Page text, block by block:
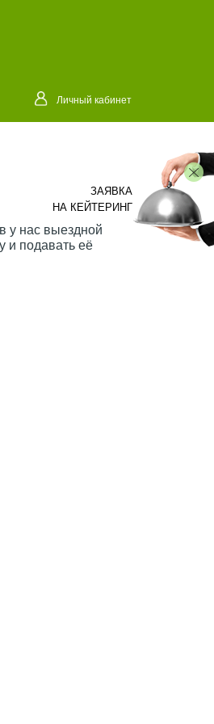
Личный кабинет
у нас выездной
и подавать её
ЗАЯВКА
НА КЕЙТЕРИНГ